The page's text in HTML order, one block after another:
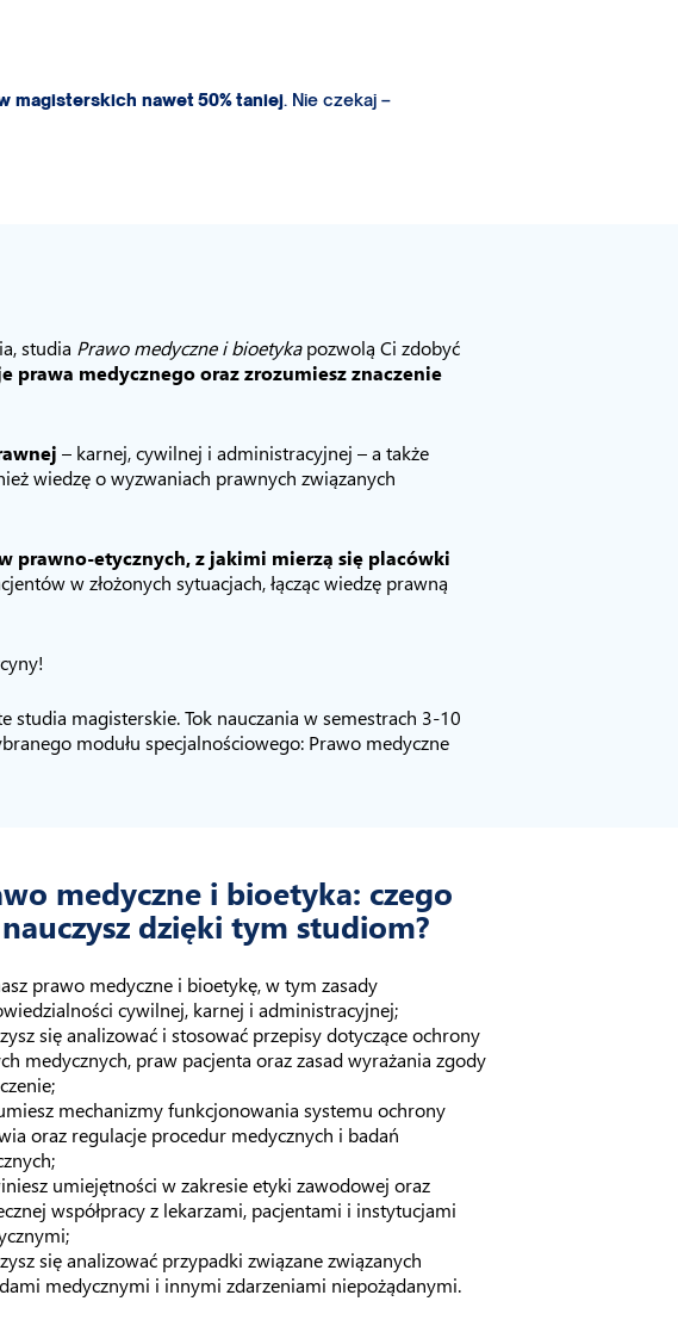
magisterskich nawet 50% taniej. Nie czekaj –
studia Prawo medyczne i bioetykapozwolą Ci zdobyć
prawa medycznego oraz zrozumiesz znaczenie
– karnej, cywilnej i administracyjnej – a także
wiedzę o wyzwaniach prawnych związanych
prawno-etycznych, z jakimi mierzą się placówki
w złożonych sytuacjach, łącząc wiedzę prawną
magisterskie. Tok nauczania w semestrach 3-10
modułu specjalnościowego: Prawo medyczne
medyczne i bioetyka: czego
dzięki tym studiom?
prawo medyczne i bioetykę, w tym zasady
cywilnej, karnej i administracyjnej;
się analizować i stosować przepisy dotyczące ochrony
medycznych, praw pacjenta oraz zasad wyrażania zgody
mechanizmy funkcjonowania systemu ochrony
oraz regulacje procedur medycznych i badań
umiejętności w zakresie etyki zawodowej oraz
współpracy z lekarzami, pacjentami i instytucjami
się analizować przypadki związane związanych
medycznymi i innymi zdarzeniami niepożądanymi.